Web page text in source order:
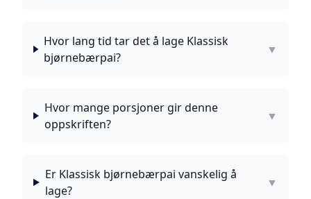
Hvor lang tid tar det å lage Klassisk
bjørnebærpai?
▼
Hvor mange porsjoner gir denne
oppskriften?
▼
Er Klassisk bjørnebærpai vanskelig å
lage?
▼